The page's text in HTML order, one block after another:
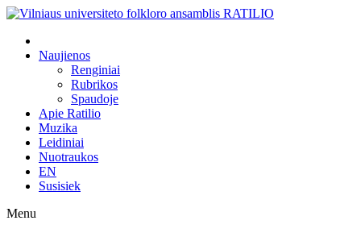
Naujienos
Renginiai
Rubrikos
Spaudoje
Apie Ratilio
Muzika
Leidiniai
Nuotraukos
EN
Susisiek
Menu